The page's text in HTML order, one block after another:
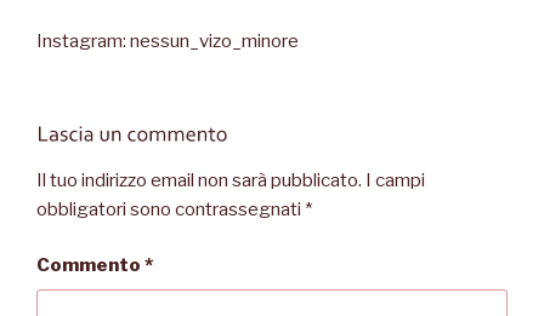
Instagram: nessun_vizo_minore
Il tuo indirizzo email non sarà pubblicato. I campi
obbligatori sono contrassegnati *
Commento *